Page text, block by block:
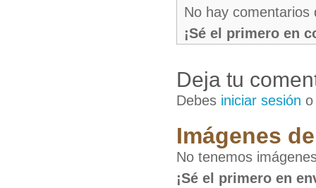
No hay comentarios
¡Sé el primero en
Deja tu
Debes iniciar sesión
Imágenes
No tenemos
¡Sé el primero en